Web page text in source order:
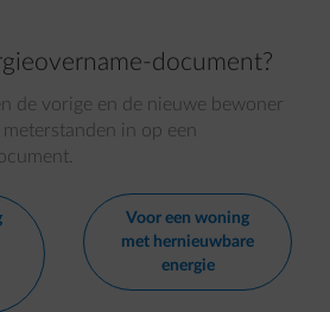
document?
de vorige en de nieuwe bewoner
meterstanden in op een
Voor een woning
met hernieuwbare
energie